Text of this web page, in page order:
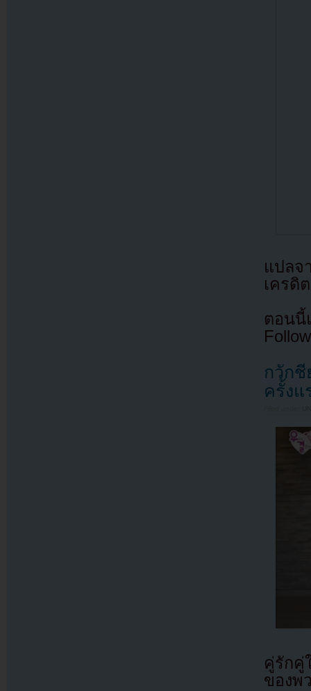
แปล
เครดิ
ตอนนี้
กวัก
ครั้งแ
คู่รักคู่
ของพ